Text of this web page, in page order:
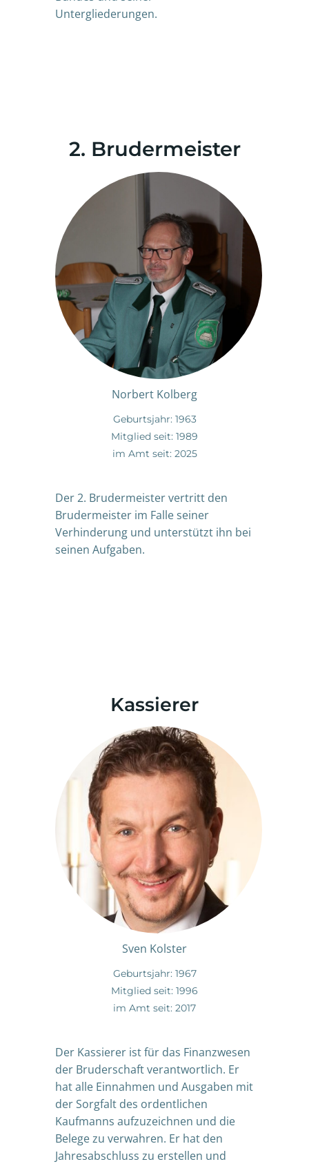
Untergliederungen.
2. Brudermeister
Norbert Kolberg
Geburtsjahr: 1963
Mitglied seit: 1989
im Amt seit: 2025
Der 2. Brudermeister vertritt den
Brudermeister im Falle seiner
Verhinderung und unterstützt ihn bei
seinen Aufgaben.
Kassierer
Sven Kolster
Geburtsjahr: 1967
Mitglied seit: 1996
im Amt seit: 2017
Der Kassierer ist für das Finanzwesen
der Bruderschaft verantwortlich. Er
hat alle Einnahmen und Ausgaben mit
der Sorgfalt des ordentlichen
Kaufmanns aufzuzeichnen und die
Belege zu verwahren. Er hat den
Jahresabschluss zu erstellen und